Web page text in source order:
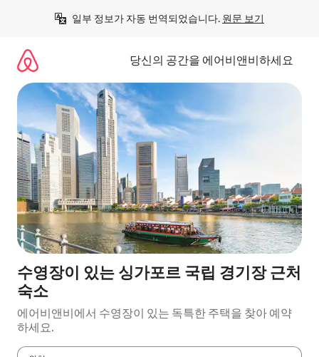
일부 정보가 자동 번역되었습니다. 원문 보기
당신의 공간을 에어비앤비하세요
수영장이 있는 싱가포르 국립 경기장 근처
숙소
에어비앤비에서 수영장이 있는 독특한 주택을 찾아 예약
하세요.